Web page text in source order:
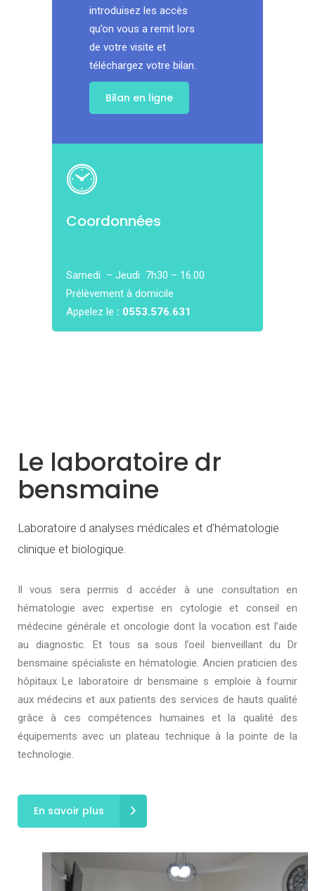
introduisez les accès
qu’on vous a remit lors
de votre visite et
téléchargez votre bilan.
Bilan en ligne
Coordonnées
Samedi – Jeudi 7h30 – 16.00
Prélèvement à domicile
Appelez le : 0553.576.631
Le laboratoire dr
bensmaine
Laboratoire d analyses médicales et d’hématologie
clinique et biologique.
Il vous sera permis d accéder à une consultation en
hématologie avec expertise en cytologie et conseil en
médecine générale et oncologie dont la vocation est l’aide
au diagnostic. Et tous sa sous l’oeil bienveillant du Dr
bensmaine spécialiste en hématologie. Ancien praticien des
hôpitaux Le laboratoire dr bensmaine s emploie à fournir
aux médecins et aux patients des services de hauts qualité
grâce à ces compétences humaines et la qualité des
équipements avec un plateau technique à la pointe de la
technologie.
En savoir plus